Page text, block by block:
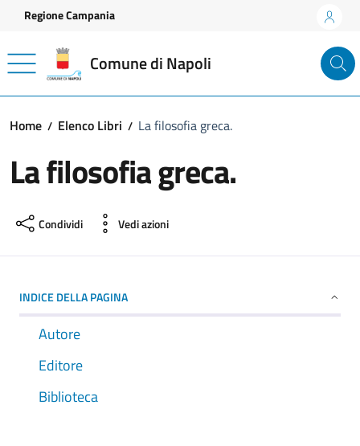
Vai ai contenuti
Vai al footer
Regione Campania
Comune di Napoli
Home Elenco Libri La filosofia greca.
La filosofia greca.
Condividi Vedi azioni
INDICE DELLA PAGINA
Autore
Editore
Biblioteca